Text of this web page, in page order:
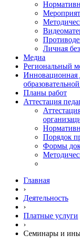
Личная
Медиа
Региональный
Инновационная
Планы работ
Аттестация
Порядок
Формы
Главная
›
Деятельность
›
Платные услуги
›
Семинары и